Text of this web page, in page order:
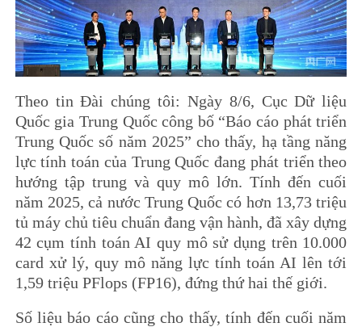
Theo tin Đài chúng tôi: Ngày 8/6, Cục Dữ liệu
Quốc gia Trung Quốc công bố “Báo cáo phát triển
Trung Quốc số năm 2025” cho thấy, hạ tầng năng
lực tính toán của Trung Quốc đang phát triển theo
hướng tập trung và quy mô lớn. Tính đến cuối
năm 2025, cả nước Trung Quốc có hơn 13,73 triệu
tủ máy chủ tiêu chuẩn đang vận hành, đã xây dựng
42 cụm tính toán AI quy mô sử dụng trên 10.000
card xử lý, quy mô năng lực tính toán AI lên tới
1,59 triệu PFlops (FP16), đứng thứ hai thế giới.
Số liệu báo cáo cũng cho thấy, tính đến cuối năm